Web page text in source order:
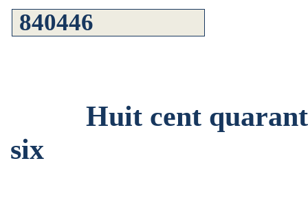
Huit cent quarante
six